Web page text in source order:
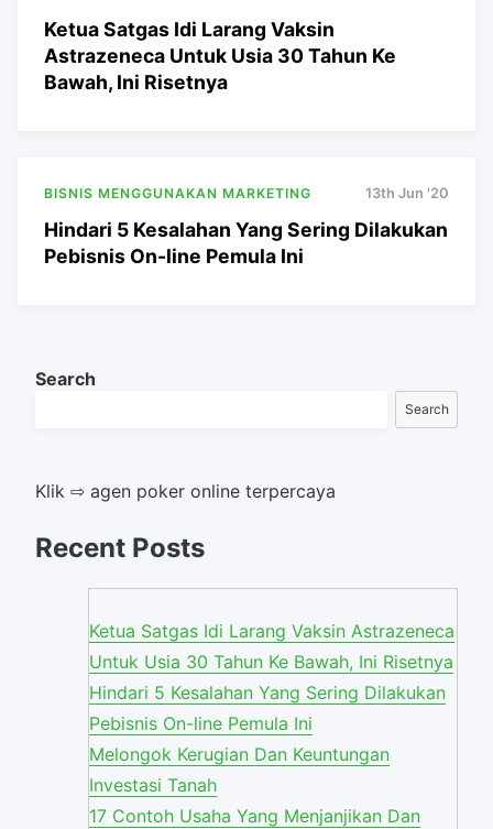
Ketua Satgas Idi Larang Vaksin
Astrazeneca Untuk Usia 30 Tahun Ke
Bawah, Ini Risetnya
BISNIS MENGGUNAKAN MARKETING 13th Jun '20
Hindari 5 Kesalahan Yang Sering Dilakukan
Pebisnis On-line Pemula Ini
Search
Search
Klik ⇨ agen poker online terpercaya
Recent Posts
Ketua Satgas Idi Larang Vaksin Astrazeneca
Untuk Usia 30 Tahun Ke Bawah, Ini Risetnya
Hindari 5 Kesalahan Yang Sering Dilakukan
Pebisnis On-line Pemula Ini
Melongok Kerugian Dan Keuntungan
Investasi Tanah
17 Contoh Usaha Yang Menjanjikan Dan